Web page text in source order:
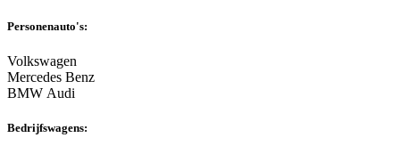
Personenauto's:
Volkswagen
Mercedes Benz
BMW Audi
Bedrijfswagens: